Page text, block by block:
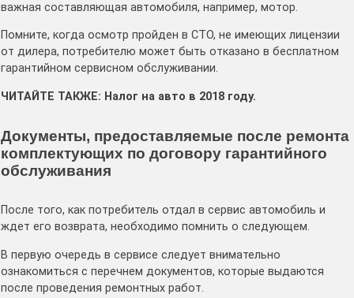
важная составляющая автомобиля, например, мотор.
Помните, когда осмотр пройден в СТО, не имеющих лицензии
от дилера, потребителю может быть отказано в бесплатном
гарантийном сервисном обслуживании.
ЧИТАЙТЕ ТАКЖЕ: Налог на авто в 2018 году.
Документы, предоставляемые после ремонта
комплектующих по договору гарантийного
обслуживания
После того, как потребитель отдал в сервис автомобиль и
ждет его возврата, необходимо помнить о следующем.
В первую очередь в сервисе следует внимательно
ознакомиться с перечнем документов, которые выдаются
после проведения ремонтных работ.